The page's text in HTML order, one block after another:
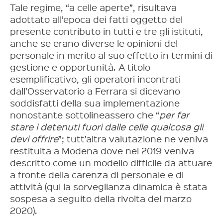
Tale regime, “a celle aperte”, risultava
adottato all’epoca dei fatti oggetto del
presente contributo in tutti e tre gli istituti,
anche se erano diverse le opinioni del
personale in merito al suo effetto in termini di
gestione e opportunità. A titolo
esemplificativo, gli operatori incontrati
dall’Osservatorio a Ferrara si dicevano
soddisfatti della sua implementazione
nonostante sottolineassero che “per far
stare i detenuti fuori dalle celle qualcosa gli
devi offrire”; tutt’altra valutazione ne veniva
restituita a Modena dove nel 2019 veniva
descritto come un modello difficile da attuare
a fronte della carenza di personale e di
attività (qui la sorveglianza dinamica è stata
sospesa a seguito della rivolta del marzo
2020).